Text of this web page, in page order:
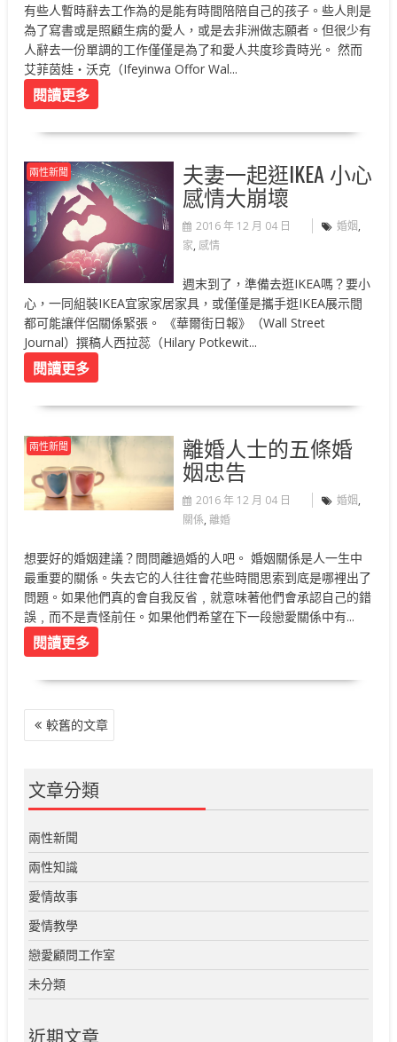
有些人暫時辭去工作為的是能有時間陪陪自己的孩子。些人則是
為了寫書或是照顧生病的愛人，或是去非洲做志願者。但很少有
人辭去一份單調的工作僅僅是為了和愛人共度珍貴時光。 然而
艾菲茵娃‧沃克（Ifeyinwa Offor Wal...
閱讀更多
兩性新聞 夫妻一起逛IKEA 小心
感情大崩壞
2016 年 12 月 04 日 婚姻,
家,感情
週末到了，準備去逛IKEA嗎？要小
心，一同組裝IKEA宜家家居家具，或僅僅是攜手逛IKEA展示間
都可能讓伴侶關係緊張。 《華爾街日報》（Wall Street
Journal）撰稿人西拉蕊（Hilary Potkewit...
閱讀更多
兩性新聞 離婚人士的五條婚
姻忠告
2016 年 12 月 04 日 婚姻,
關係,離婚
想要好的婚姻建議？問問離過婚的人吧。 婚姻關係是人一生中
最重要的關係。失去它的人往往會花些時間思索到底是哪裡出了
問題。如果他們真的會自我反省﹐就意味著他們會承認自己的錯
誤﹐而不是責怪前任。如果他們希望在下一段戀愛關係中有...
閱讀更多
文
章
覽
較舊的文章
文章分類
兩性新聞
兩性知識
愛情故事
愛情教學
戀愛顧問工作室
未分類
近期文章